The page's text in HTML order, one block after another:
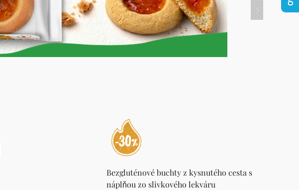
Bezgluténové buchty z kysnutého cesta s
náplňou zo slivkového lekváru